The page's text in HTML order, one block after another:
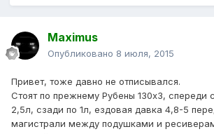
Maximus
Опубликовано 8 июля, 2015
Привет, тоже давно не отписывался.
Стоят по прежнему Рубены 130х3, спереди
2,5л, сзади по 1л, ездовая давка 4,8-5
магистрали между подушками и